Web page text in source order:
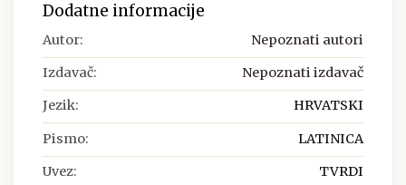
Dodatne informacije
Autor: Nepoznati autori
Izdavač: Nepoznati izdavač
Jezik: HRVATSKI
Pismo: LATINICA
Uvez: TVRDI